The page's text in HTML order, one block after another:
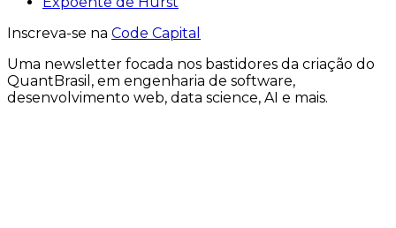
Inscreva-se na Code Capital
Uma newsletter focada nos bastidores da criação do
QuantBrasil , em engenharia de software,
desenvolvimento web, data science, AI e mais.